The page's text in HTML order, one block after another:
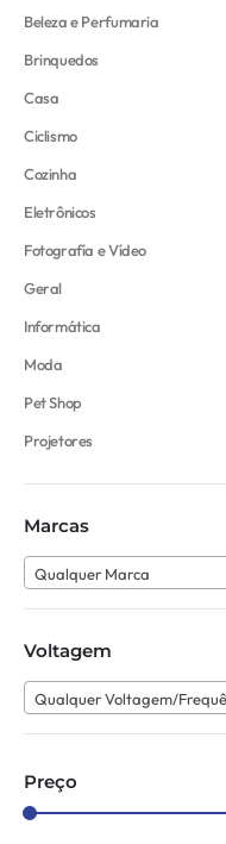
Beleza e Perfumaria
Brinquedos
Casa
Ciclismo
Cozinha
Eletrônicos
Fotografía e Vídeo
Geral
Informática
Moda
Pet Shop
Projetores
Marcas
Qualquer Marca
Voltagem
Qualquer Voltagem/
Preço